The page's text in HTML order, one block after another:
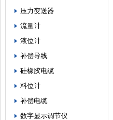
压力变送器
流量计
液位计
补偿导线
硅橡胶电缆
料位计
补偿电缆
数字显示调节仪